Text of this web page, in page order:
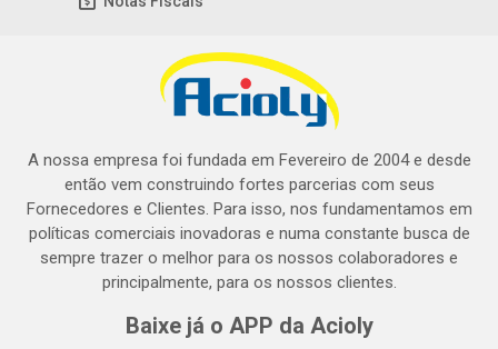
A nossa empresa foi fundada em Fevereiro de 2004 e desde
então vem construindo fortes parcerias com seus
Fornecedores e Clientes. Para isso, nos fundamentamos em
políticas comerciais inovadoras e numa constante busca de
sempre trazer o melhor para os nossos colaboradores e
principalmente, para os nossos clientes.
Baixe já o APP da Acioly